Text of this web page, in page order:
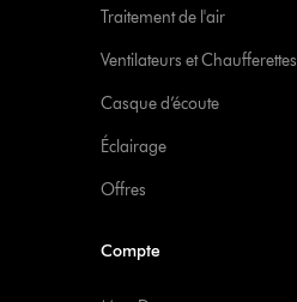
Traitement de l'air
Ventilateurs et Chaufferettes
Casque d’écoute
Éclairage
Offres
Compte